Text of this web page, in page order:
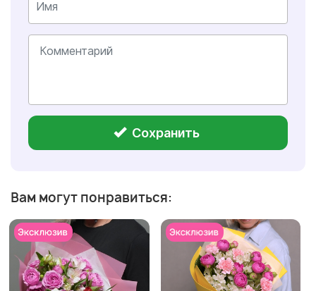
Сохранить
Вам могут понравиться: